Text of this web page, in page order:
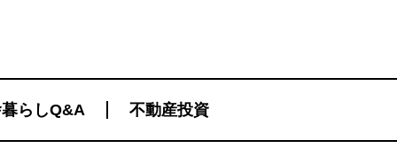
らしQ&A 不動産投資